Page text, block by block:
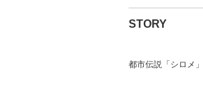
STORY
都市伝説「シロメ」